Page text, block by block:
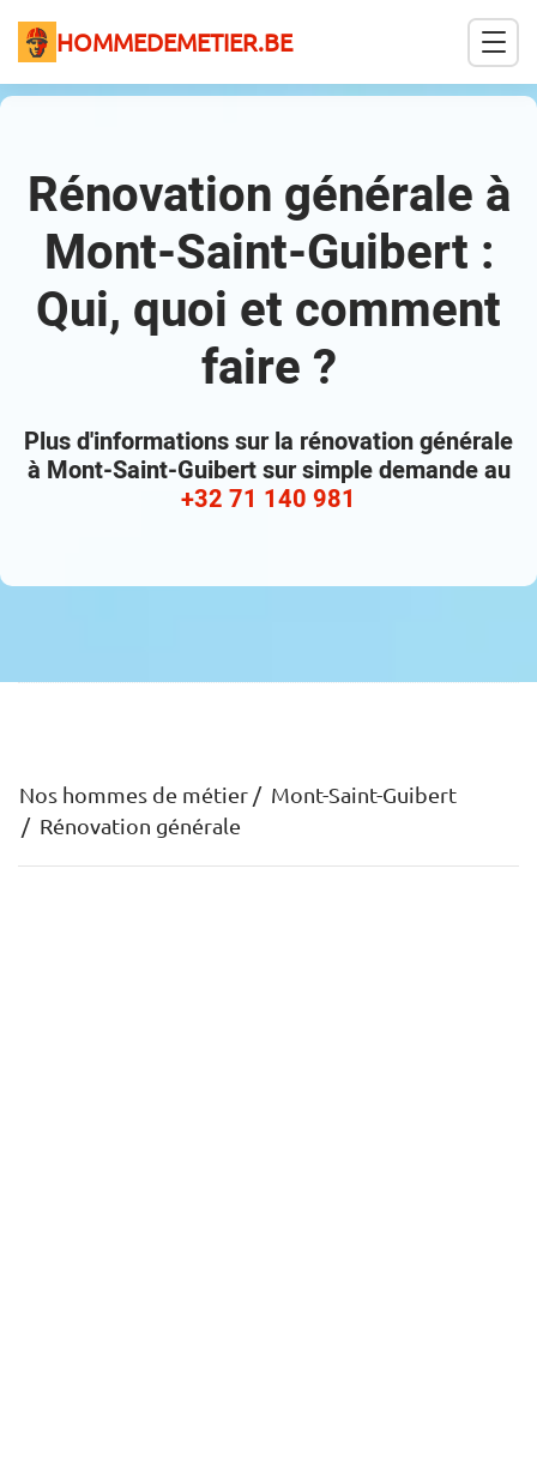
HOMMEDEMETIER.BE
Rénovation générale à
Mont-Saint-Guibert :
Qui, quoi et comment
faire ?
Plus d'informations sur la rénovation générale
à Mont-Saint-Guibert sur simple demande au
+32 71 140 981
Nos hommes de métier
Mont-Saint-Guibert
Rénovation générale